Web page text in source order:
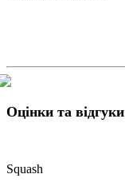
Оцінки та відгуки
Squash